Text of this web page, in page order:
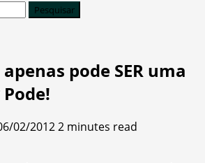
pode SER uma
Pode!
02/20122 minutes read